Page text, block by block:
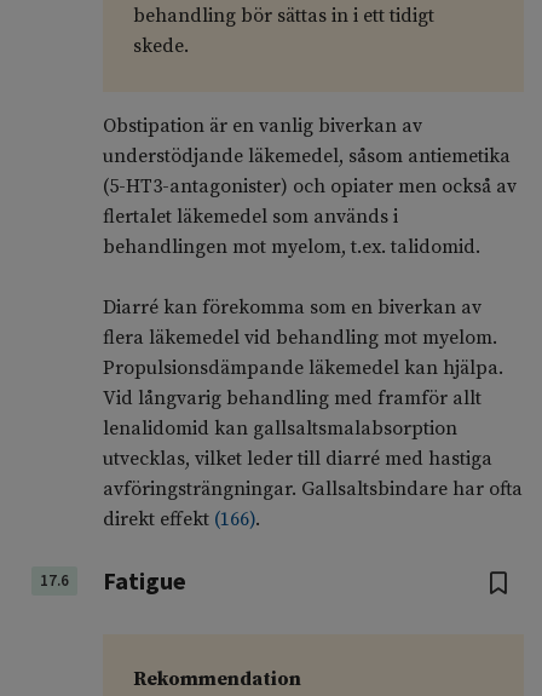
behandling bör sättas in i ett tidigt
skede.
Obstipation är en vanlig biverkan av
understödjande läkemedel, såsom antiemetika
(5-HT3-antagonister) och opiater men också av
flertalet läkemedel som används i
behandlingen mot myelom, t.ex. talidomid.
Diarré kan förekomma som en biverkan av
flera läkemedel vid behandling mot myelom.
Propulsionsdämpande läkemedel kan hjälpa.
Vid långvarig behandling med framför allt
lenalidomid kan gallsaltsmalabsorption
utvecklas, vilket leder till diarré med hastiga
avföringsträngningar. Gallsaltsbindare har ofta
direkt effekt (166).
17.6 Fatigue
Rekommendation